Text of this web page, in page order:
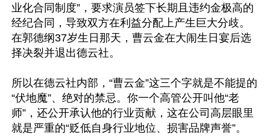
业化合同制度”，要求演员签下长期且违约金极高的
经纪合同，导致双方在利益分配上产生巨大分歧。
在郭德纲37岁生日那天，曹云金在大闹生日宴后选
择决裂并退出德云社。
所以在德云社内部，“曹云金”这三个字就是不能提的
“伏地魔”、绝对的禁忌。你一个高管公开叫他“老
师”，还公开承认他的行业贡献，这在公司高层眼里
就是严重的“贬低自身行业地位、损害品牌声誉”。